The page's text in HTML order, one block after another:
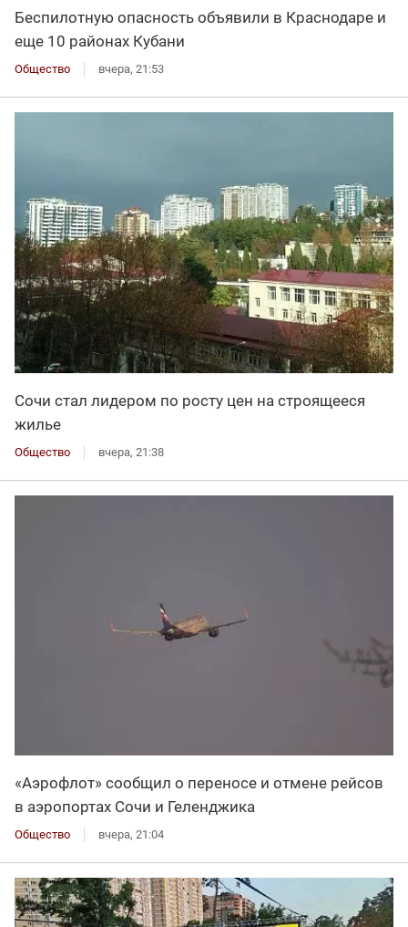
Беспилотную опасность объявили в Краснодаре и
еще 10 районах Кубани
Общество вчера, 21:53
Сочи стал лидером по росту цен на строящееся
жилье
Общество вчера, 21:38
«Аэрофлот» сообщил о переносе и отмене рейсов
в аэропортах Сочи и Геленджика
Общество вчера, 21:04